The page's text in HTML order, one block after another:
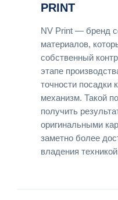
PRINT
NV Print — бренд
материалов,
собственный
этапе
точности посадки
механизм. Такой
получить
оригинальными
заметно более
владения